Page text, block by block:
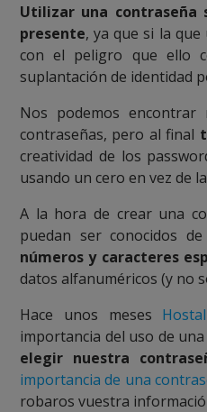
Utilizar una contraseña
presente, ya que si la
con el peligro que ello
suplantación de identidad
Nos podemos
contraseñas, pero al final
creatividad de los
usando un cero en vez de la
A la hora de crear una
puedan ser conocidos
números y caracteres
datos alfanuméricos (y no
Hace unos meses
importancia del uso de
elegir nuestra
importancia de una
robaros vuestra